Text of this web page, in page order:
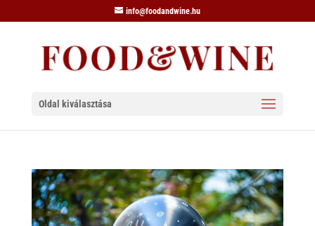
info@foodandwine.hu
Oldal kiválasztása